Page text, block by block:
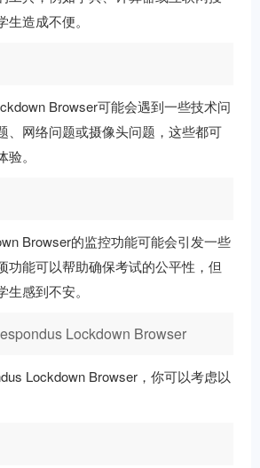
造成不便。
Browser可能会遇到一些技术问
、网络问题或摄像头问题，这些都可
。
Browser的监控功能可能会引发一些
功能可以帮助确保考试的公平性，但
感到不安。
Lockdown Browser
Lockdown Browser，你可以考虑以